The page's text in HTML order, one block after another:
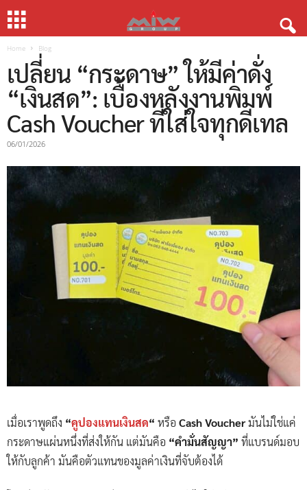
Home Blog
เปลี่ยน “กระดาษ” ให้มีค่าดั่ง
“เงินสด”: เบื้องหลังงานพิมพ์
Cash Voucher ที่ใส่ใจทุกดีเทล
06/01/2026
เมื่อเราพูดถึง “คูปองแทนเงินสด“ หรือ Cash Voucherมันไม่ใช่แค่
กระดาษแผ่นหนึ่งที่ส่งให้กัน แต่มันคือ “คำมั่นสัญญา” ที่แบรนด์มอบ
ให้กับลูกค้า มันคือตัวแทนของมูลค่าเงินที่จับต้องได้